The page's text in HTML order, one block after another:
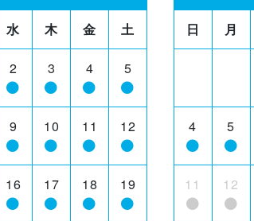
水 木 金 土
2 3 4 5
9 10 11 12
16 17 18 19
日 月
4 5
11 12